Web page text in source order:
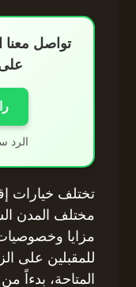
تواصل معنا
الرد
تختلف خيارات
مختلف المدن
مزايا
للمقبلين على
المتاحة، بدءاً